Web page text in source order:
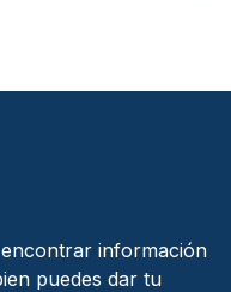
información
puedes dar tu